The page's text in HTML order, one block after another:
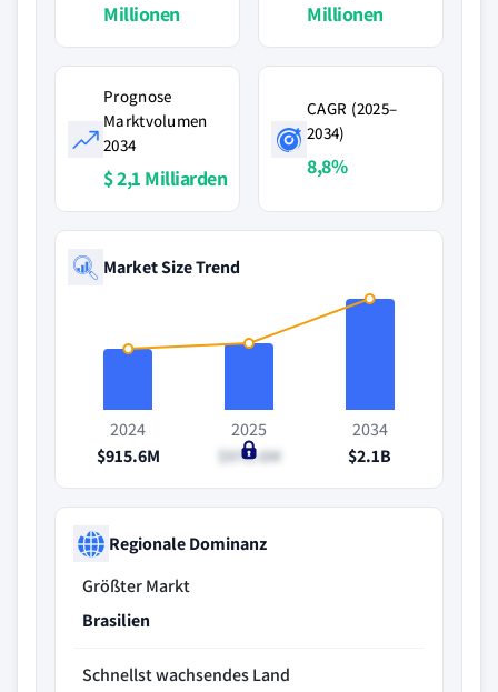
Millionen
Millionen
Prognose
Marktvolumen
2034
$ 2,1 Milliarden
CAGR (2025–
2034)
8,8%
Market Size Trend
2024
$915.6M
2025
$970.6M
2034
$2.1B
Regionale Dominanz
Größter Markt
Brasilien
Schnellst wachsendes Land